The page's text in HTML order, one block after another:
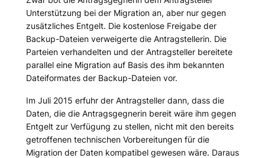
Unterstützung bei der Migration an, aber nur gegen
zusätzliches Entgelt. Die kostenlose Freigabe der
Backup-Dateien verweigerte die Antragstellerin. Die
Parteien verhandelten und der Antragsteller bereitete
parallel eine Migration auf Basis des ihm bekannten
Dateiformates der Backup-Dateien vor.
Im Juli 2015 erfuhr der Antragsteller dann, dass die
Daten, die die Antragsgegnerin bereit wäre ihm gegen
Entgelt zur Verfügung zu stellen, nicht mit den bereits
getroffenen technischen Vorbereitungen für die
Migration der Daten kompatibel gewesen wäre. Daraus